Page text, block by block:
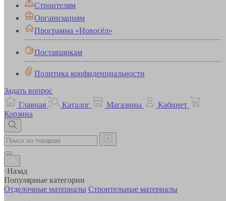
Строителям
Организациям
Программа «Новосёл»
Поставщикам
Политика конфиденциальности
Задать вопрос
Главная
Каталог Магазины
Кабинет
Корзина
Назад
Популярные категории
Отделочные материалы Строительные материалы